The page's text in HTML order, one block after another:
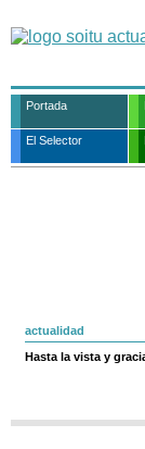
Portada
El Selector
actualidad
Hasta la vista y